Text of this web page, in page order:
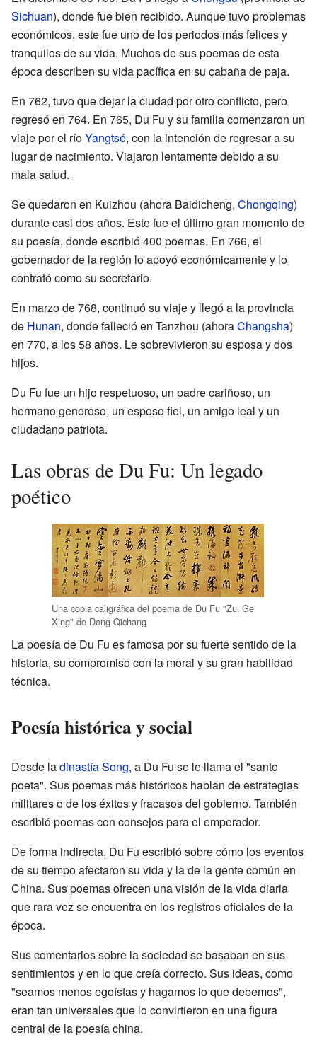
Sichuan), donde fue bien recibido. Aunque tuvo problemas
económicos, este fue uno de los periodos más felices y
tranquilos de su vida. Muchos de sus poemas de esta
época describen su vida pacífica en su cabaña de paja.
En 762, tuvo que dejar la ciudad por otro conflicto, pero
regresó en 764. En 765, Du Fu y su familia comenzaron un
viaje por el ríoYangtsé, con la intención de regresar a su
lugar de nacimiento. Viajaron lentamente debido a su
mala salud.
Se quedaron en Kuizhou (ahora Baidicheng, Chongqing)
durante casi dos años. Este fue el último gran momento de
su poesía, donde escribió 400 poemas. En 766, el
gobernador de la región lo apoyó económicamente y lo
contrató como su secretario.
En marzo de 768, continuó su viaje y llegó a la provincia
de Hunan, donde falleció en Tanzhou (ahoraChangsha)
en 770, a los 58 años. Le sobrevivieron su esposa y dos
hijos.
Du Fu fue un hijo respetuoso, un padre cariñoso, un
hermano generoso, un esposo fiel, un amigo leal y un
ciudadano patriota.
Las obras de Du Fu: Un legado
poético
Una copia caligráfica del poema de Du Fu "Zui Ge
Xing" de Dong Qichang
La poesía de Du Fu es famosa por su fuerte sentido de la
historia, su compromiso con la moral y su gran habilidad
técnica.
Poesía histórica y social
Desde ladinastía Song, a Du Fu se le llama el "santo
poeta". Sus poemas más históricos hablan de estrategias
militares o de los éxitos y fracasos del gobierno. También
escribió poemas con consejos para el emperador.
De forma indirecta, Du Fu escribió sobre cómo los eventos
de su tiempo afectaron su vida y la de la gente común en
China. Sus poemas ofrecen una visión de la vida diaria
que rara vez se encuentra en los registros oficiales de la
época.
Sus comentarios sobre la sociedad se basaban en sus
sentimientos y en lo que creía correcto. Sus ideas, como
"seamos menos egoístas y hagamos lo que debemos",
eran tan universales que lo convirtieron en una figura
central de la poesía china.